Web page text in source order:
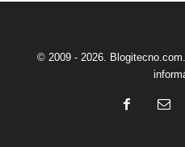
© 2009 - 2026.